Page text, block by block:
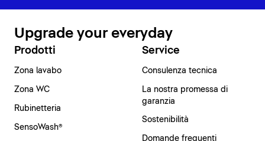
Upgrade your everyday
Prodotti
Zona lavabo
Zona WC
Rubinetteria
SensoWash®
Service
Consulenza tecnica
La nostra promessa di
garanzia
Sostenibilità
Domande frequenti